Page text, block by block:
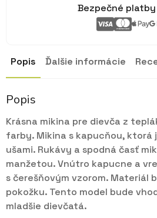
Bezpečné
Popis Ďalšie informácie
Popis
Krásna mikina pre dievča z
farby. Mikina s kapucňou, ktorá
ušami. Rukávy a spodná časť
manžetou. Vnútro kapucne a
s čerešňovým vzorom. Materiál
pokožku. Tento model bude
mladšie dievčatá.